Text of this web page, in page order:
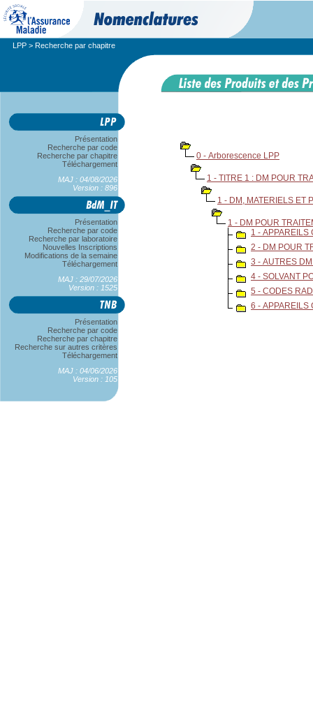
LPP > Recherche par chapitre
Présentation
Recherche par code
Recherche par chapitre
Téléchargement
MAJ : 04/08/2026
Version : 896
Présentation
Recherche par code
Recherche par laboratoire
Nouvelles Inscriptions
Modifications de la semaine
Téléchargement
MAJ : 29/07/2026
Version : 1525
Présentation
Recherche par code
Recherche par chapitre
Recherche sur autres critères
Téléchargement
MAJ : 04/06/2026
Version : 105
0 - Arborescence LPP
1 - TITRE 1 : DM POUR
1 - DM, MATERIELS ET
1 - DM POUR
1 - APPAREILS
2 - DM POUR
3 - AUTRES
4 - SOLVANT
5 - CODES
6 - APPAREILS